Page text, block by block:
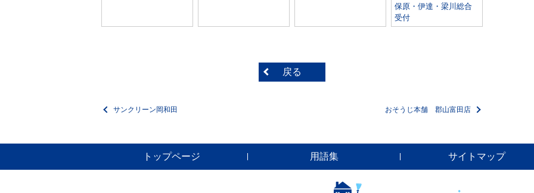
保原・伊達・梁川総合
受付
戻る
サンクリーン岡和田 おそうじ本舗 郡山富田店
トップページ 用語集 サイトマップ